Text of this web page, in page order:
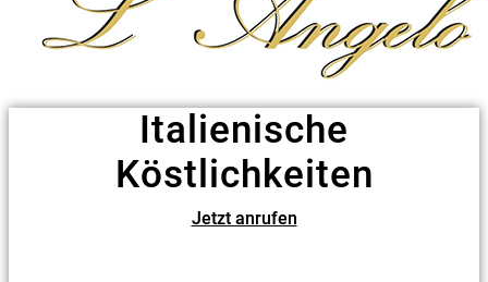
Italienische
Köstlichkeiten
Jetzt anrufen